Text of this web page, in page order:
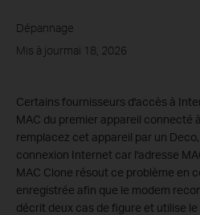
Dépannage
Mis à jourmai 18, 2026
Certains fournisseurs d'accès à
MAC du premier appareil connecté
remplacez cet appareil par un
connexion Internet car l'adresse
MAC Clone résout ce problème en
enregistrée afin que le modem
décrit deux cas de figure et utilise